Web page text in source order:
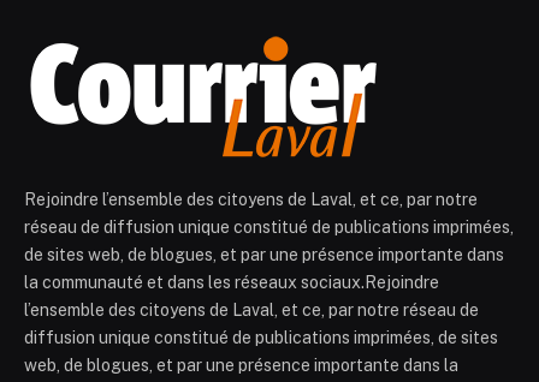
Rejoindre l’ensemble des citoyens de Laval, et ce, par notre
réseau de diffusion unique constitué de publications imprimées,
de sites web, de blogues, et par une présence importante dans
la communauté et dans les réseaux sociaux.Rejoindre
l’ensemble des citoyens de Laval, et ce, par notre réseau de
diffusion unique constitué de publications imprimées, de sites
web, de blogues, et par une présence importante dans la